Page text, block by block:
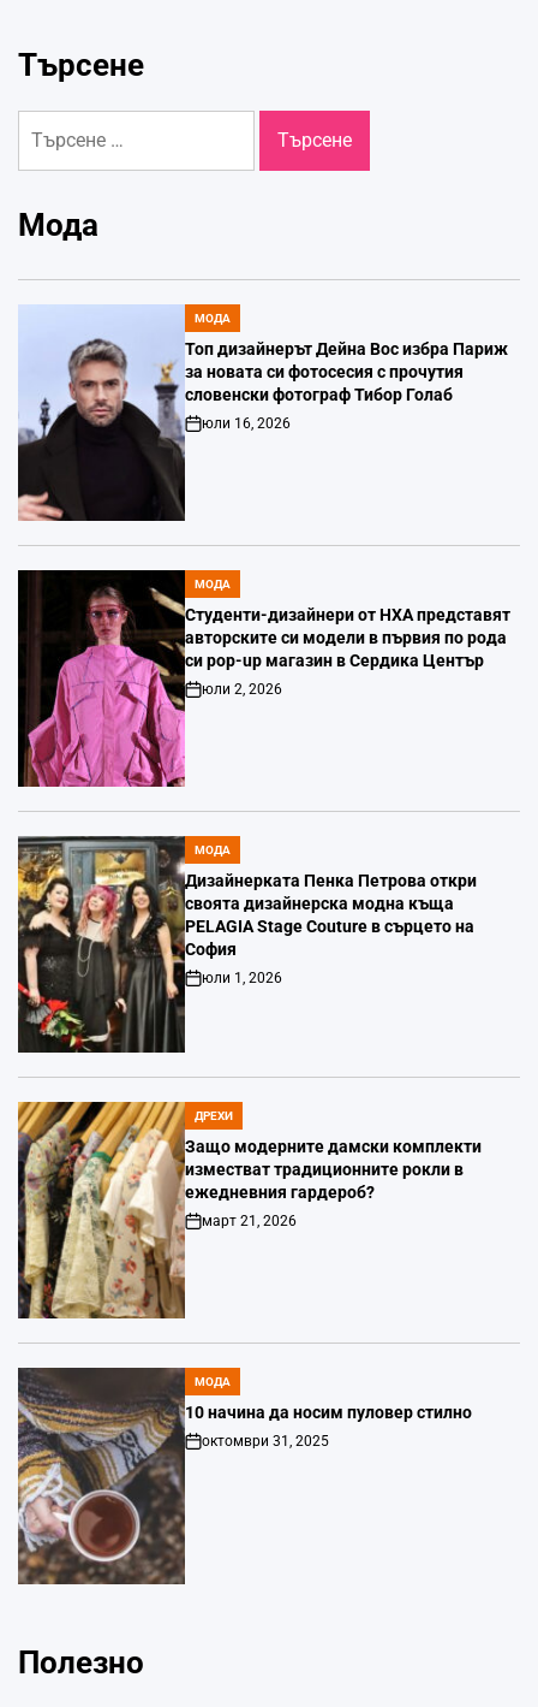
Търсене
за:
Мода
POSTED
IN
МОДА
Топ дизайнерът Дейна Вос избра Париж
за новата си фотосесия с прочутия
словенски фотограф Тибор Голаб
Post
Date
юли 16, 2026
POSTED
IN
МОДА
Студенти-дизайнери от НХА представят
авторските си модели в първия по рода
си pop-up магазин в Сердика Център
Post
юли 2, 2026
POSTED
IN
МОДА
Дизайнерката Пенка Петрова откри
своята дизайнерска модна къща
PELAGIA Stage Couture в сърцето на
София
Post
Date
юли 1, 2026
POSTED
IN
ДРЕХИ
Защо модерните дамски комплекти
изместват традиционните рокли в
ежедневния гардероб?
Post
Date
март 21, 2026
POSTED
IN
МОДА
10 начина да носим пуловер стилно
Post
октомври 31, 2025
Полезно